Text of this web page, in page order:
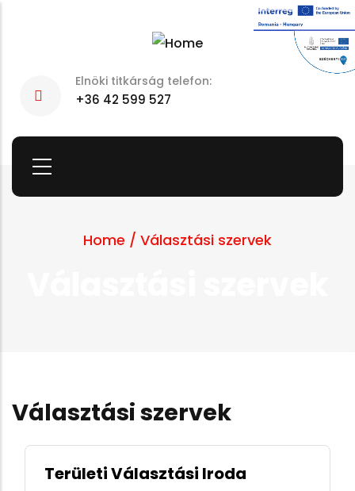
Elnöki titkárság telefon:
+36 42 599 527
Home / Választási szervek
Választási szervek
Területi Választási Iroda